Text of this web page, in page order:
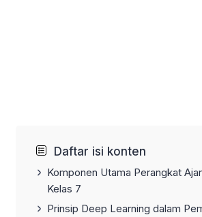
Daftar isi konten
Komponen Utama Perangkat
Kelas 7
Prinsip Deep Learning dalam